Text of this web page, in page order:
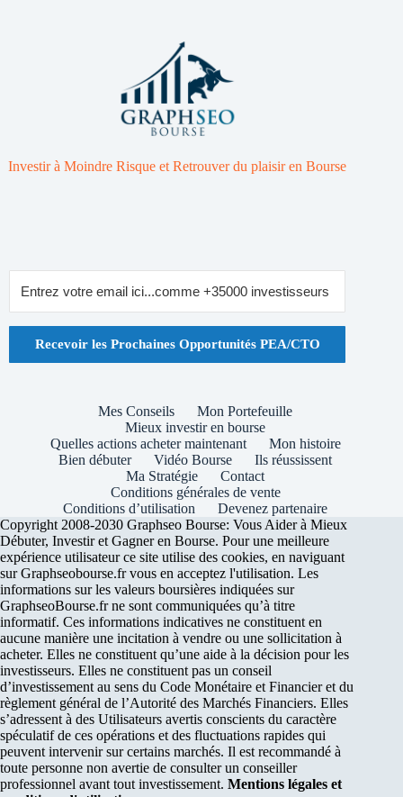
Investir à Moindre Risque et Retrouver du plaisir en Bourse
Recevoir les Prochaines Opportunités PEA/CTO
Mes Conseils
Mon Portefeuille
Mieux investir en bourse
Quelles actions acheter maintenant
Mon histoire
Bien débuter
Vidéo Bourse
Ils réussissent
Ma Stratégie
Contact
Conditions générales de vente
Conditions d’utilisation
Devenez partenaire
Copyright 2008-2030 Graphseo Bourse: Vous Aider à Mieux
Débuter, Investir et Gagner en Bourse. Pour une meilleure
expérience utilisateur ce site utilise des cookies, en naviguant
sur Graphseobourse.fr vous en acceptez l'utilisation. Les
informations sur les valeurs boursières indiquées sur
GraphseoBourse.fr ne sont communiquées qu’à titre
informatif. Ces informations indicatives ne constituent en
aucune manière une incitation à vendre ou une sollicitation à
acheter. Elles ne constituent qu’une aide à la décision pour les
investisseurs. Elles ne constituent pas un conseil
d’investissement au sens du Code Monétaire et Financier et du
règlement général de l’Autorité des Marchés Financiers. Elles
s’adressent à des Utilisateurs avertis conscients du caractère
spéculatif de ces opérations et des fluctuations rapides qui
peuvent intervenir sur certains marchés. Il est recommandé à
toute personne non avertie de consulter un conseiller
professionnel avant tout investissement. Mentions légales et